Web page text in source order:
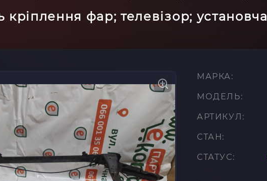
фар; телевізор;
МАРКА:
МОДЕЛЬ:
АРТИКУЛ:
СТАН:
СТАТУС: